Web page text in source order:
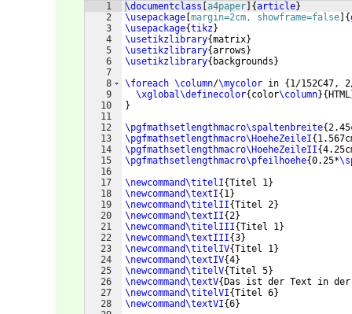
1
2
3
4
5
6
7
8
9
10
11
12
13
14
15
16
17
18
19
20
21
22
23
24
25
26
27
28
\documentclass a4paper {article}
\usepackage margin=2cm, showframe=false {
\usepackage{tikz}
\usetikzlibrary{matrix}
\usetikzlibrary{arrows }
\usetikzlibrary{ backgrounds }
\foreach \column/\mycolor in { 1/152C47,
\xglobal\definecolor{ color\column}{ HTML
}
\pgfmathsetlengthmacro\spaltenbreite{
\pgfmathsetlengthmacro\HoeheZeileI{
\pgfmathsetlengthmacro\HoeheZeileII{
\pgfmathsetlengthmacro\pfeilhoehe{0.25*
\newcommand\titelI{Titel 1}
\newcommand\textI{ 1}
\newcommand\titelII{Titel 2}
\newcommand\textII{2}
\newcommand\titelIII{Titel 1}
\newcommand\textIII{3}
\newcommand\titelIV{Titel 1}
\newcommand\textIV{4}
\newcommand\titelV{Titel 5}
\newcommand\textV{ Das ist der Text in
\newcommand\titelVI{Titel 6}
\newcommand\textVI{6}